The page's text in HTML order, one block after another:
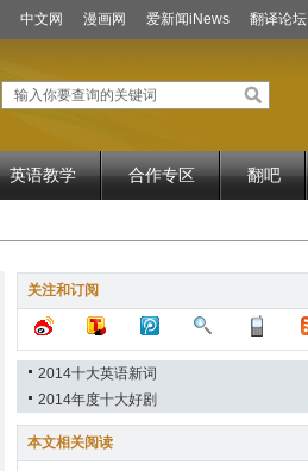
中文网 漫画网 爱新闻iNews 翻译论坛
英语教学 合作专区 翻吧
关注和订阅
2014十大英语新词
2014年度十大好剧
本文相关阅读